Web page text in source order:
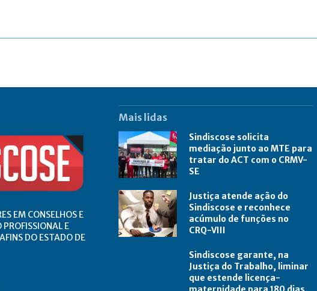
EM CONSELHOS E
PROFISSIONAL E
DO ESTADO DE
Mais lidas
Sindiscose solicita
mediação junto ao MTE para
tratar do ACT com o CRMV-
SE
Justiça atende ação do
Sindiscose e reconhece
acúmulo de funções no
CRQ-VIII
Sindiscose garante, na
Justiça do Trabalho, liminar
que estende licença-